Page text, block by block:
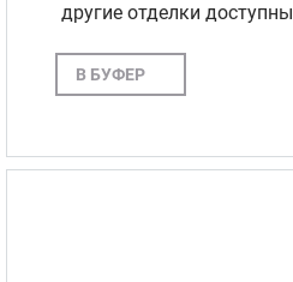
другие отделки доступны
В БУФЕР